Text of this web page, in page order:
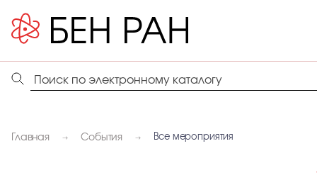
Главная События Все мероприятия